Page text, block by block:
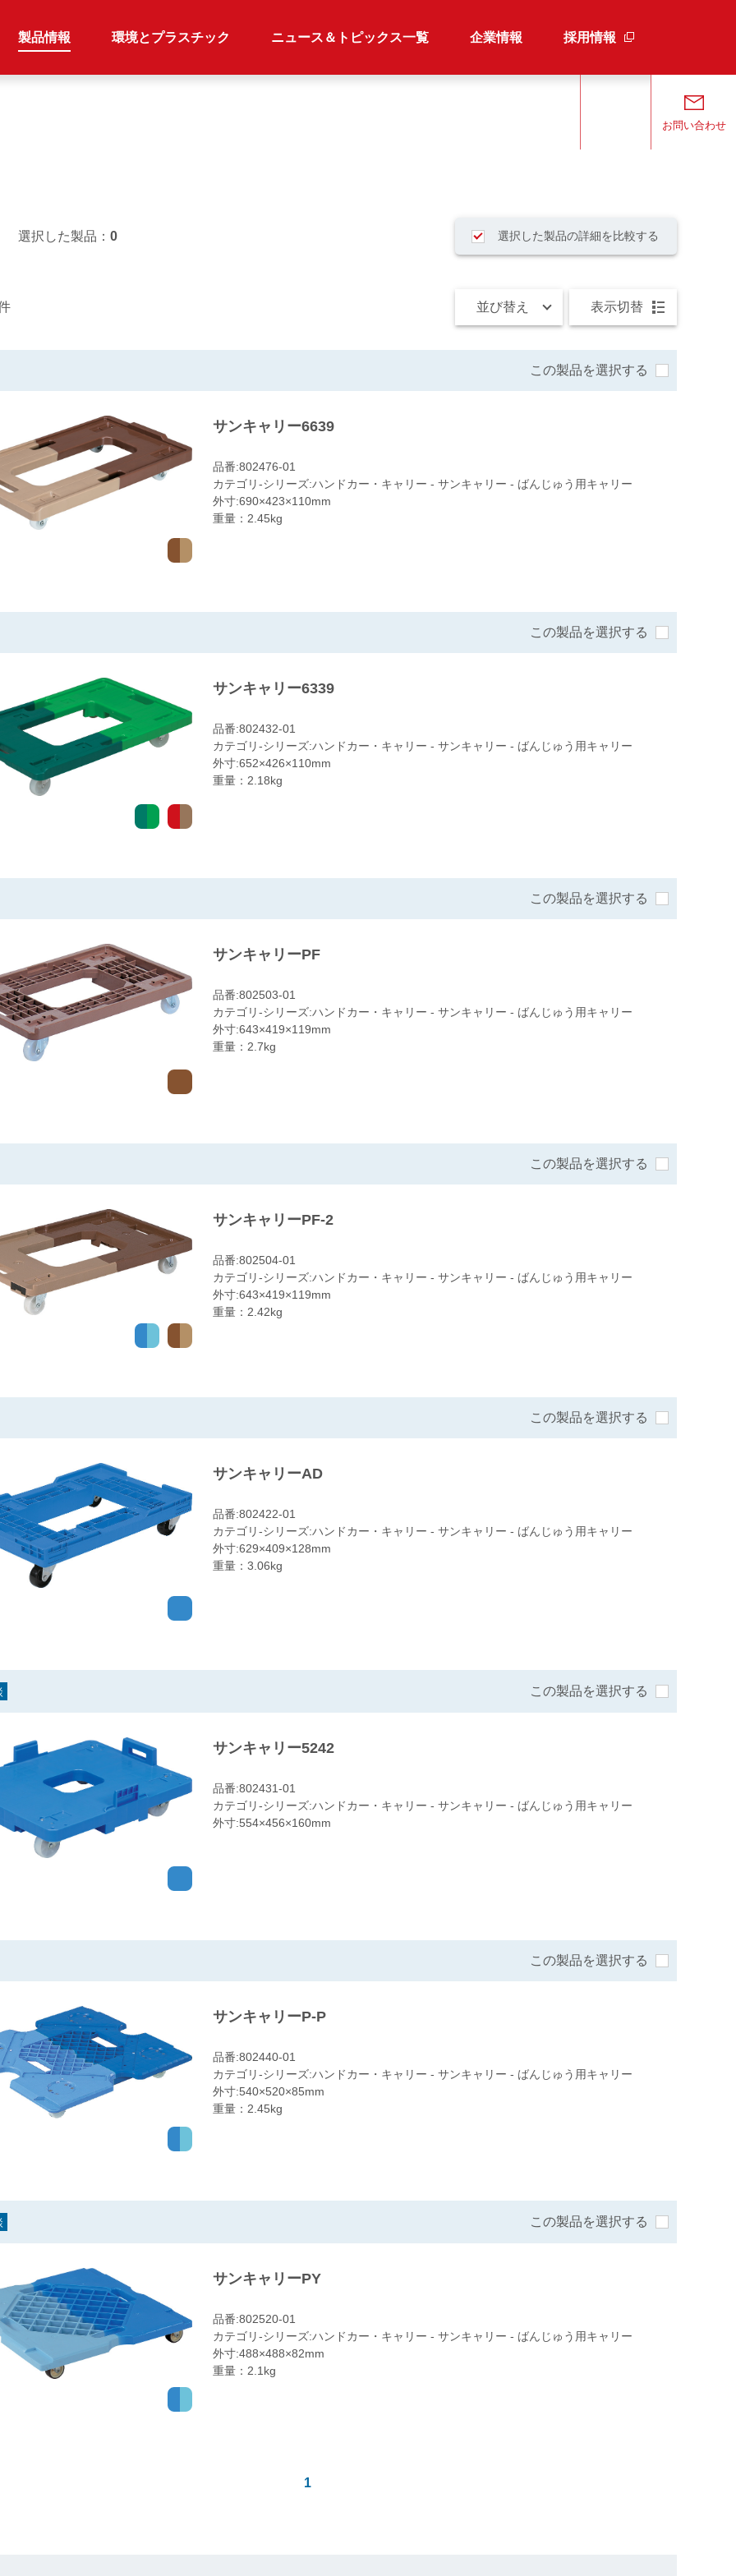
製品情報 環境とプラスチック ニュース＆トピックス一覧 企業情報 採用情報
お問い合わせ
選択した製品： 0 選択した製品の詳細を比較する
並び替え 表示切替
この製品を選択する
サンキャリー6639
品番:802476-01
カテゴリ-シリーズ:ハンドカー・キャリー - サンキャリー - ばんじゅう用キャリー
外寸:690×423×110mm
重量：2.45kg
この製品を選択する
サンキャリー6339
品番:802432-01
カテゴリ-シリーズ:ハンドカー・キャリー - サンキャリー - ばんじゅう用キャリー
外寸:652×426×110mm
重量：2.18kg
この製品を選択する
サンキャリーPF
品番:802503-01
カテゴリ-シリーズ:ハンドカー・キャリー - サンキャリー - ばんじゅう用キャリー
外寸:643×419×119mm
重量：2.7kg
この製品を選択する
サンキャリーPF-2
品番:802504-01
カテゴリ-シリーズ:ハンドカー・キャリー - サンキャリー - ばんじゅう用キャリー
外寸:643×419×119mm
重量：2.42kg
この製品を選択する
サンキャリーAD
品番:802422-01
カテゴリ-シリーズ:ハンドカー・キャリー - サンキャリー - ばんじゅう用キャリー
外寸:629×409×128mm
重量：3.06kg
この製品を選択する
サンキャリー5242
品番:802431-01
カテゴリ-シリーズ:ハンドカー・キャリー - サンキャリー - ばんじゅう用キャリー
外寸:554×456×160mm
この製品を選択する
サンキャリーP-P
品番:802440-01
カテゴリ-シリーズ:ハンドカー・キャリー - サンキャリー - ばんじゅう用キャリー
外寸:540×520×85mm
重量：2.45kg
この製品を選択する
サンキャリーPY
品番:802520-01
カテゴリ-シリーズ:ハンドカー・キャリー - サンキャリー - ばんじゅう用キャリー
外寸:488×488×82mm
重量：2.1kg
1